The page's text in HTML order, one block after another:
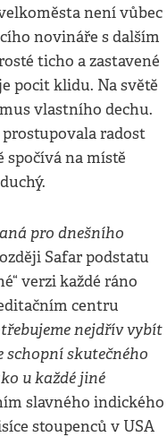
není vůbec
novináře s dalším
ticho a zastavené
pocit klidu. Na světě
vlastního dechu.
radost
spočívá na místě
pro dnešního
Safar podstatu
verzi každé ráno
centru
nejdřív vybít
schopní skutečného
u každé jiné
slavného indického
stoupenců v USA